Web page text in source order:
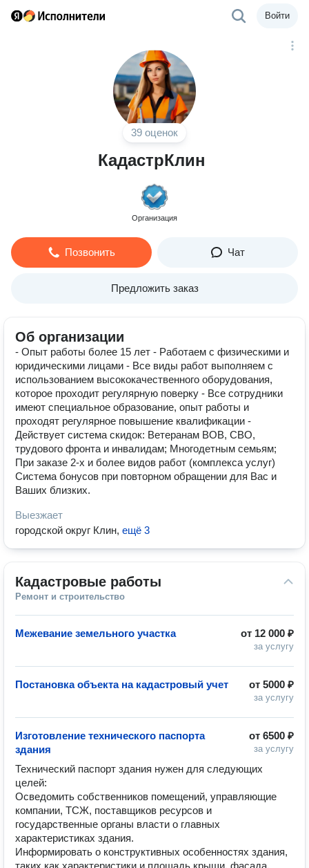
Войти
39 оценок
КадастрКлин
Организация
Позвонить Чат
Предложить заказ
Об организации
- Опыт работы более 15 лет - Работаем с физическими и
юридическими лицами - Все виды работ выполняем с
использованием высококачественного оборудования,
которое проходит регулярную поверку - Все сотрудники
имеют специальное образование, опыт работы и
проходят регулярное повышение квалификации -
Действует система скидок: Ветеранам ВОВ, СВО,
трудового фронта и инвалидам; Многодетным семьям;
При заказе 2-х и более видов работ (комплекса услуг)
Система бонусов при повторном обращении для Вас и
Ваших близких.
Выезжает
городской округ Клин, ещё 3
Кадастровые работы
Ремонт и строительство
от 12 000 ₽
за услугу
Межевание земельного участка
от 5000 ₽
за услугу
Постановка объекта на кадастровый учет
от 6500 ₽
за услугу
Изготовление технического паспорта
здания
Технический паспорт здания нужен для следующих
целей:
Осведомить собственников помещений, управляющие
компании, ТСЖ, поставщиков ресурсов и
государственные органы власти о главных
характеристиках здания.
Информировать о конструктивных особенностях здания,
таких как характеристики и площадь крыши, фасада,